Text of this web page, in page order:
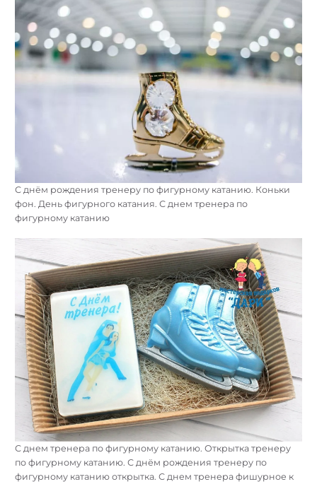
С днём рождения тренеру по фигурному катанию. Коньки
фон. День фигурного катания. С днем тренера по
фигурному катанию
С днем тренера по фигурному катанию. Открытка тренеру
по фигурному катанию. С днём рождения тренеру по
фигурному катанию открытка. С днем тренера фишурное к